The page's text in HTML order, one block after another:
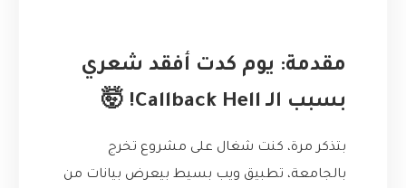
مقدمة: يوم كدت أفقد شعري
بسبب الـ Callback Hell! 🤯
بتذكر مرة، كنت شغال على مشروع تخرج
بالجامعة، تطبيق ويب بسيط بيعرض بيانات من